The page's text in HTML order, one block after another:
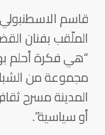
قاسم
الملّقب بفنان
“هي فكرة أحلم
مجموعة من
المدينة مسرح
أو سياسية”.